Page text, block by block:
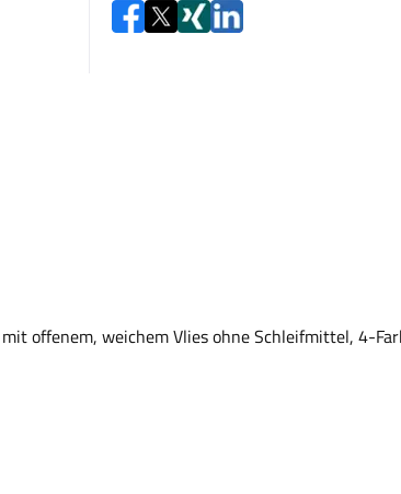
offenem, weichem Vlies ohne Schleifmittel, 4-